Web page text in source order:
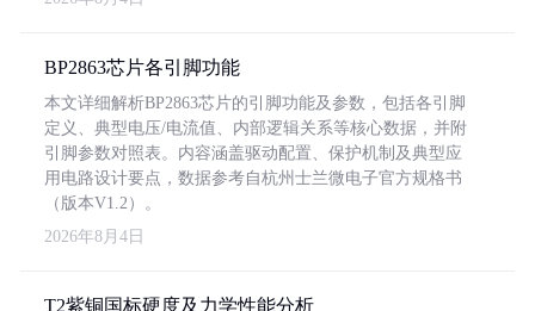
BP2863芯片各引脚功能
本文详细解析BP2863芯片的引脚功能及参数，包括各引脚
定义、典型电压/电流值、内部逻辑关系等核心数据，并附
引脚参数对照表。内容涵盖驱动配置、保护机制及典型应
用电路设计要点，数据参考自杭州士兰微电子官方规格书
（版本V1.2）。
2026年8月4日
T2紫铜国标硬度及力学性能分析